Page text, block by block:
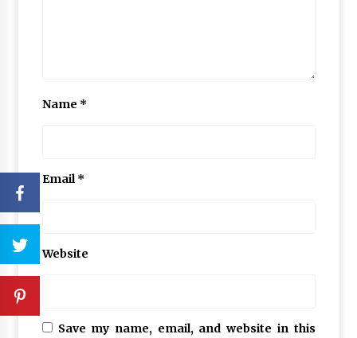
Name *
Email*
Website
Save my name, email, and website in this